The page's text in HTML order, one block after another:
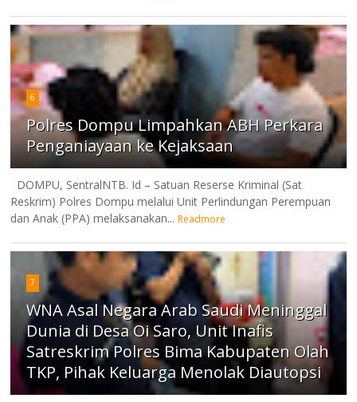
6
Polres Dompu Limpahkan ABH Perkara
Penganiayaan ke Kejaksaan
DOMPU, SentralNTB. Id – Satuan Reserse Kriminal (Sat
Reskrim) Polres Dompu melalui Unit Perlindungan Perempuan
dan Anak (PPA) melaksanakan... Readmore
7
WNA Asal Negara Arab Saudi Meninggal
Dunia di Desa Oi Saro, Unit Inafis
Satreskrim Polres Bima Kabupaten Olah
TKP, Pihak Keluarga Menolak Diautopsi